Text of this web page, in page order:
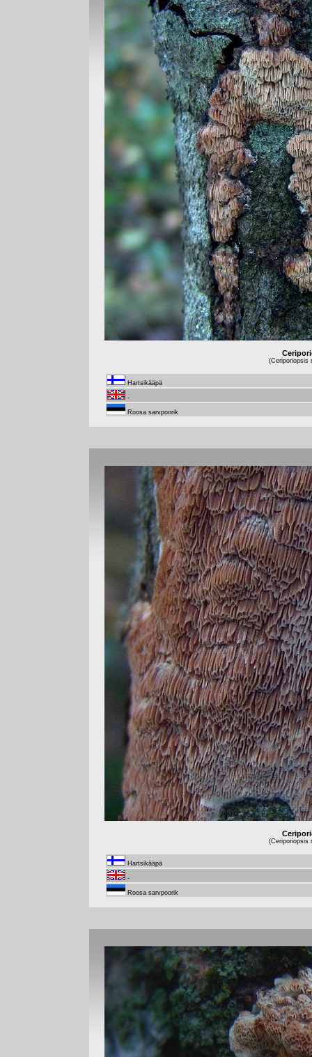
(Ceriporiopsis
Hartsikääpä
-
Roosa sarvpoorik
(Ceriporiopsis
Hartsikääpä
-
Roosa sarvpoorik